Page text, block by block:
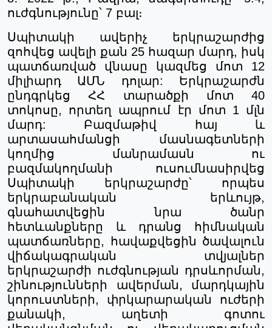
ուժգնությունը՝ 7 բալ։
Սպիտակի
ավերիչ
երկրաշարժից
զոհվեց ավելի քան 25 հազար մարդ, իսկ
պատճառված
վնասը կազմեց մոտ 12
միլիարդ
ԱՄՆ դոլար: Երկրաշարժն
ընդգրկեց
ՀՀ տարածքի մոտ 40
տոկոսը, որտեղ ապրում էր մոտ 1 մլն
մարդ: Բազմաթիվ հայ և
արտասահմանցի մասնագետների
կողմից մանրամասն ու
բազմակողմանի ուսումնասիրվեց
Սպիտակի երկրաշարժը՝ որպես
երկրաբանական երևույթ,
գնահատվեցին նրա ծանր
հետևանքները և դրանց հիմնական
պատճառները, հավաքվեցին ծավալուն
վիճակագրական տվյալներ
երկրաշարժի ուժգնության դրսևորման,
շինությունների ավերման, մարդկային
կորուստների, փրկարարական ուժերի
քանակի, աղետի գոտու